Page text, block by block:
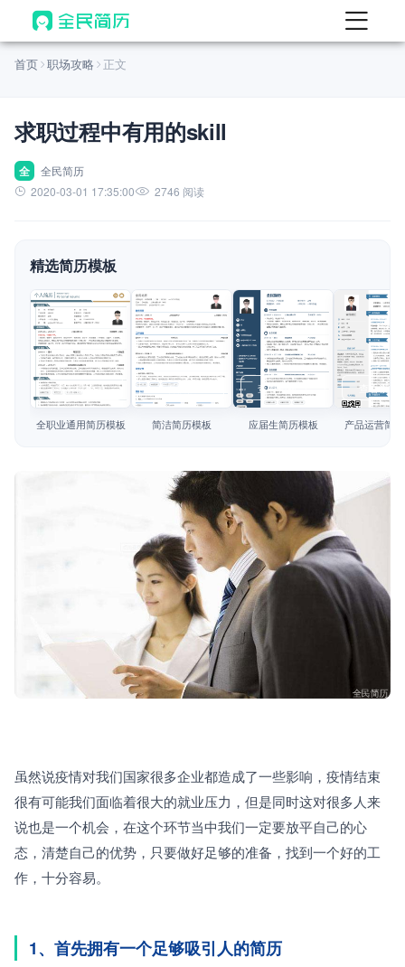
首页
AI 生成简历
AI 优化简历
AI 翻译简历
AI 模拟面试
面试自我介绍
AI 职场工具 New
简历模板
简历教程
首页 职场攻略 正文
求职过程中有用的skill
全
全民简历
2020-03-01 17:35:00
2746 阅读
精选简历模板
查看模板
全职业通用简历模板
查看模板
简洁简历模板
查看模板
应届生简历模板
查看模板
产品运营简
虽然说疫情对我们国家很多企业都造成了一些影响，疫情结束
很有可能我们面临着很大的就业压力，但是同时这对很多人来
说也是一个机会，在这个环节当中我们一定要放平自己的心
态，清楚自己的优势，只要做好足够的准备，找到一个好的工
作，十分容易。
1、首先拥有一个足够吸引人的简历